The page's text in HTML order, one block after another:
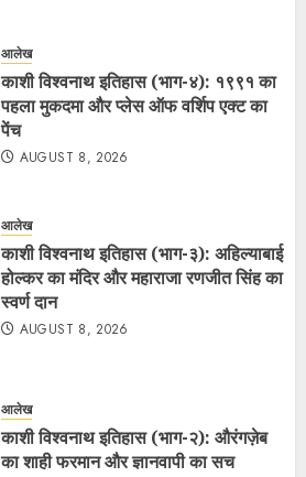
आलेख
काशी विश्वनाथ इतिहास (भाग-४): १९९१ का
पहला मुकदमा और प्लेस ऑफ वर्शिप एक्ट का
पेंच
AUGUST 8, 2026
आलेख
काशी विश्वनाथ इतिहास (भाग-३): अहिल्याबाई
होल्कर का मंदिर और महाराजा रणजीत सिंह का
स्वर्ण दान
AUGUST 8, 2026
आलेख
काशी विश्वनाथ इतिहास (भाग-२): औरंगज़ेब
का शाही फरमान और ज्ञानवापी का सच